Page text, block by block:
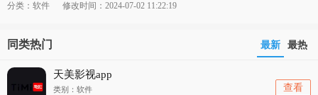
分类：软件
修改时间：2024-07-02 11:22:19
同类热门 最新 最热
天美影视app
类别：软件 查看